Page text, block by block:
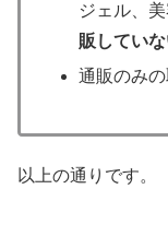
ジェル、
販していな
通販のみ
以上の通りです。